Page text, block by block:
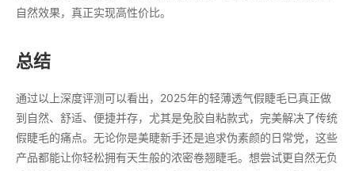
自然效果，真正实现高性价比。
总结
通过以上深度评测可以看出，2025年的轻薄透气假睫毛已真正做
到自然、舒适、便捷并存，尤其是免胶自粘款式，完美解决了传统
假睫毛的痛点。无论你是美睫新手还是追求伪素颜的日常党，这些
产品都能让你轻松拥有天生般的浓密卷翘睫毛。想尝试更自然无负